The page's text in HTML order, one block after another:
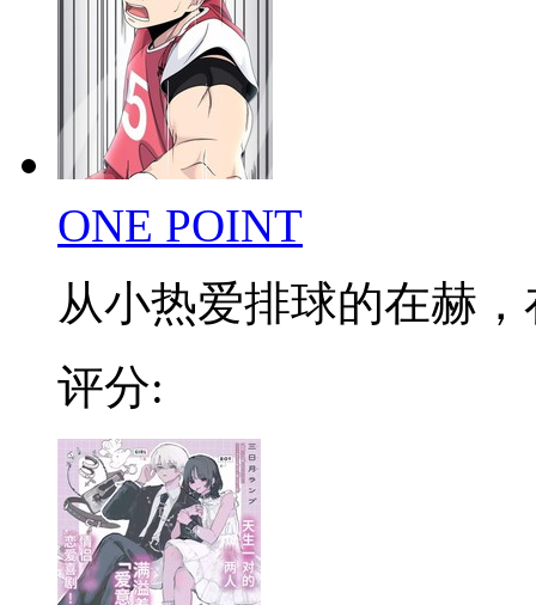
ONE POINT
从小热爱排球的在赫，
评分: